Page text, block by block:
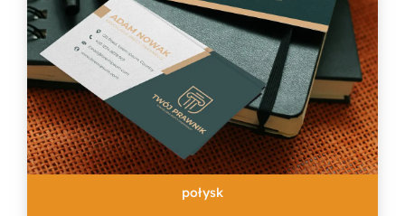
połysk